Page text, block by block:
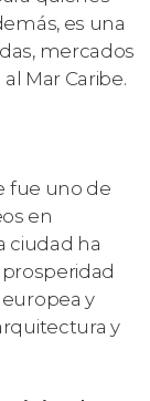
es una
mercados
Mar Caribe.
fue uno de
en
ciudad ha
y
y